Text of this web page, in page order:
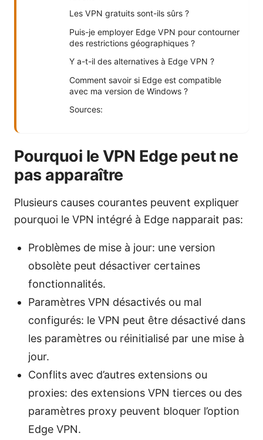
Les VPN gratuits sont-ils sûrs ?
Puis-je employer Edge VPN pour contourner
des restrictions géographiques ?
Y a-t-il des alternatives à Edge VPN ?
Comment savoir si Edge est compatible
avec ma version de Windows ?
Sources:
Pourquoi le VPN Edge peut ne
pas apparaître
Plusieurs causes courantes peuvent expliquer
pourquoi le VPN intégré à Edge napparait pas:
Problèmes de mise à jour: une version
obsolète peut désactiver certaines
fonctionnalités.
Paramètres VPN désactivés ou mal
configurés: le VPN peut être désactivé dans
les paramètres ou réinitialisé par une mise à
jour.
Conflits avec d’autres extensions ou
proxies: des extensions VPN tierces ou des
paramètres proxy peuvent bloquer l’option
Edge VPN.